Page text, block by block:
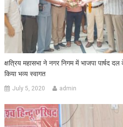
क्षत्रिय महासभा ने नगर निगम में भाजपा पार्षद
किया भव्य स्वागत
July 5, 2020 admin